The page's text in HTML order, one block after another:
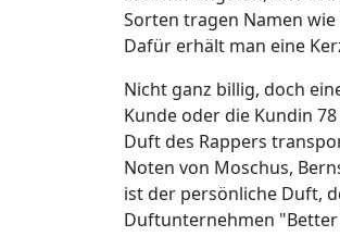
Sorten tragen Namen
Dafür erhält man eine
Nicht ganz billig, doch
Kunde oder die Kundin
Duft des Rappers
Noten von Moschus,
ist der persönliche Duft,
Duftunternehmen